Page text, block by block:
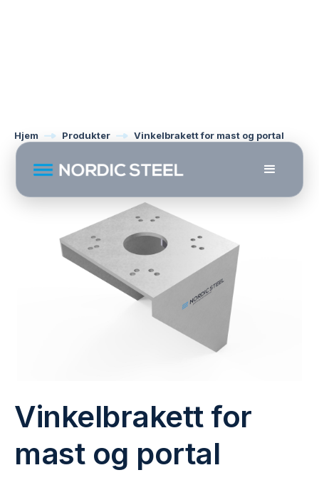
Hjem Produkter Vinkelbrakett for mast og portal
Vinkelbrakett for
mast og portal